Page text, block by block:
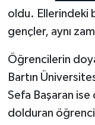
oldu. Ellerindeki
gençler, aynı
Öğrencilerin
Bartın
Sefa Başaran ise
dolduran